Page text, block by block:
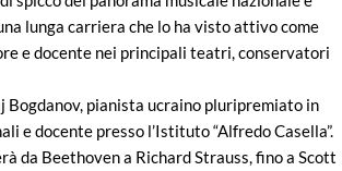
lunga carriera che lo ha visto attivo come
e docente nei principali teatri, conservatori
Bogdanov, pianista ucraino pluripremiato in
e docente presso l’Istituto “Alfredo Casella”.
da Beethoven a Richard Strauss, fino a Scott